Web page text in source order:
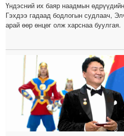
Үндэсний их баяр наадмын
Гэхдээ гадаад бодлогын судлаач,
арай өөр өнцөг олж харснаа буулгая.